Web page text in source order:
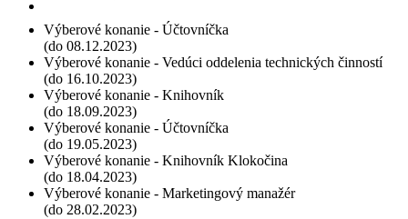
Výberové konanie - Účtovníčka
(do 08.12.2023)
Výberové konanie - Vedúci oddelenia technických činností
(do 16.10.2023)
Výberové konanie - Knihovník
(do 18.09.2023)
Výberové konanie - Účtovníčka
(do 19.05.2023)
Výberové konanie - Knihovník Klokočina
(do 18.04.2023)
Výberové konanie - Marketingový manažér
(do 28.02.2023)